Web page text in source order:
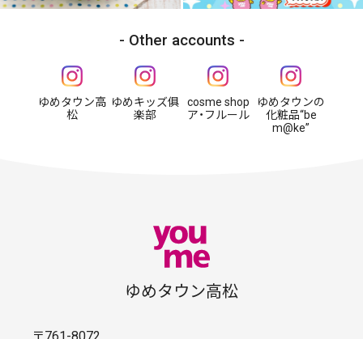
Other accounts
ゆめタウン高
松
ゆめキッズ俱
楽部
cosme shop
ア・フルール
ゆめタウンの
化粧品“be
m@ke”
ゆめタウン高松